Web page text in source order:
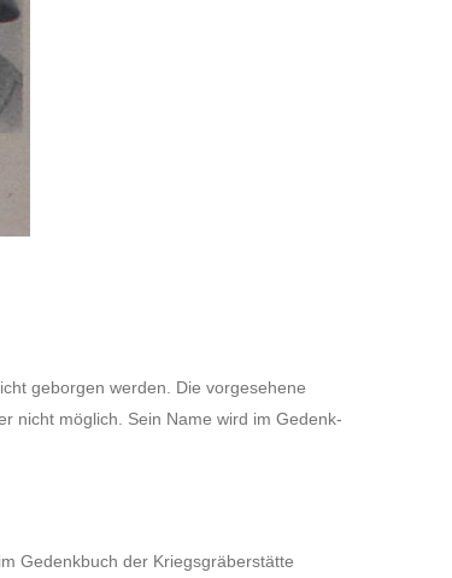
gebor­gen werden. Die vorge­se­hene
nicht möglich. Sein Name wird im Gedenk­
Gedenk­buch der Krieg­sgrä­berstätte